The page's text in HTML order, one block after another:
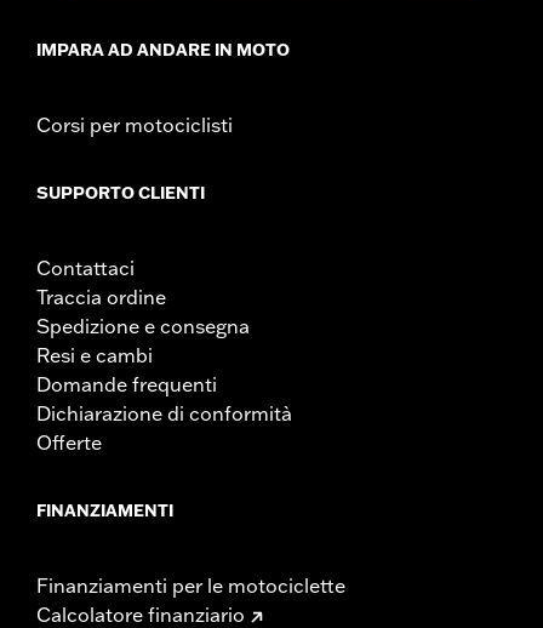
IMPARA AD ANDARE IN MOTO
Corsi per motociclisti
SUPPORTO CLIENTI
Contattaci
Traccia ordine
Spedizione e consegna
Resi e cambi
Domande frequenti
Dichiarazione di conformità
Offerte
FINANZIAMENTI
Finanziamenti per le motociclette
Calcolatore finanziario